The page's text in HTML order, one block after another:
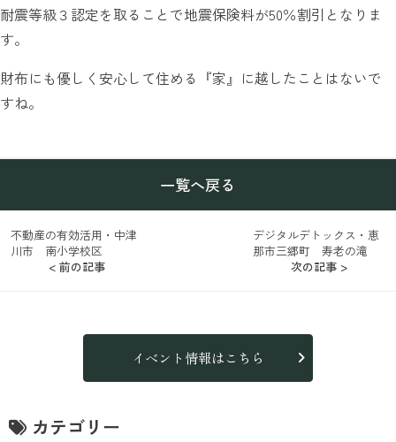
耐震等級３認定を取ることで地震保険料が50％割引となりま
す。
財布にも優しく安心して住める『家』に越したことはないで
すね。
< 前の記事
不動産の有効活用・中津
川市 南小学校区
一覧へ戻る
デジタルデトックス・恵
那市三郷町 寿老の滝
次の記事 >
イベント情報はこちら
カテゴリー